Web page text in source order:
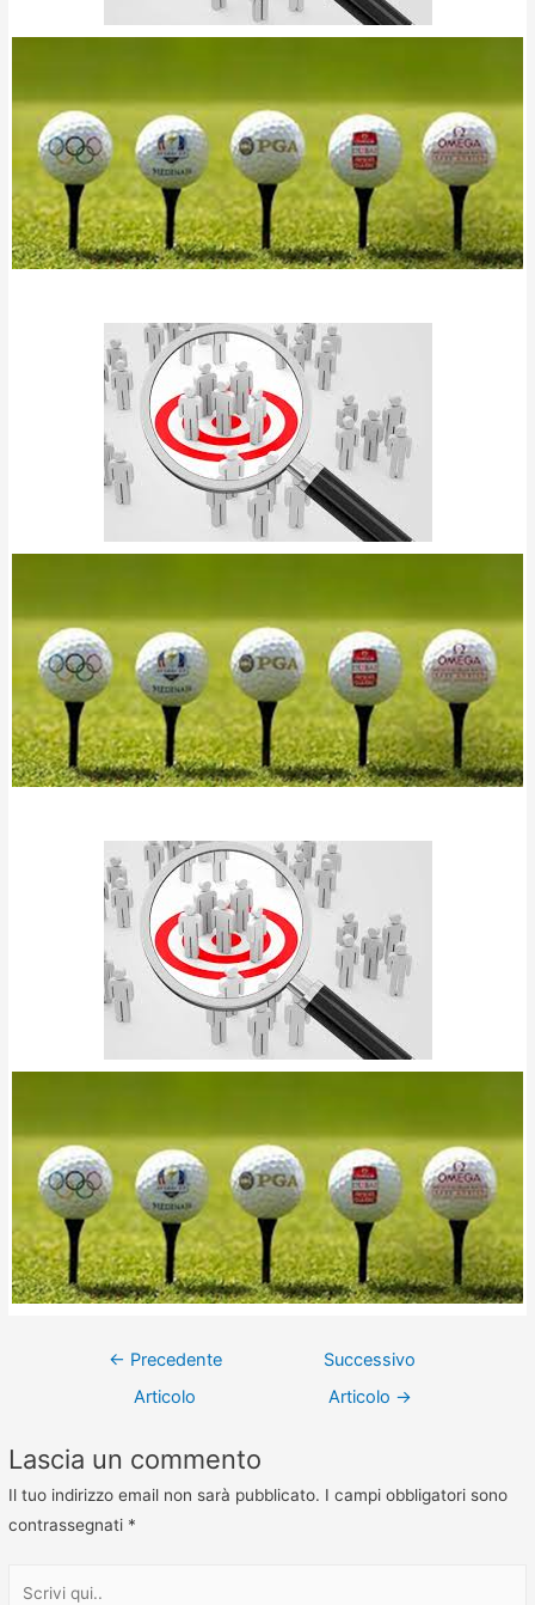
← Precedente
Articolo
Successivo
Articolo →
Lascia un commento
Il tuo indirizzo email non sarà pubblicato. I campi obbligatori sono
contrassegnati *